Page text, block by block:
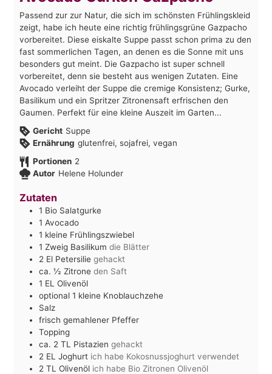
Passend zur zur Natur, die sich im schönsten Frühlingskleid
zeigt, habe ich heute eine richtig frühlingsgrüne Gazpacho
vorbereitet. Diese eiskalte Suppe passt schon prima zu den
fast sommerlichen Tagen, an denen es die Sonne mit uns
besonders gut meint. Die Gazpacho ist super schnell
vorbereitet, denn sie besteht aus wenigen Zutaten. Eine
Avocado verleiht der Suppe die cremige Konsistenz; Gurke,
Basilikum und ein Spritzer Zitronensaft erfrischen den
Gaumen. Perfekt für eine kleine Auszeit im Garten...
Gericht Suppe
Ernährung glutenfrei, sojafrei, vegan
Portionen 2
Autor Helene Holunder
Zutaten
1 Bio Salatgurke
1 Avocado
1 kleine Frühlingszwiebel
1 Zweig Basilikum die Blätter
2 El Petersilie gehackt
ca. ½Zitrone den Saft
1 EL Olivenöl
optional 1 kleine Knoblauchzehe
Salz
frisch gemahlener Pfeffer
Topping
ca. 2 TL Pistazien gehackt
2 EL Joghurt ich habe Kokosnussjoghurt verwendet
2 TL Olivenöl ich habe Bio Zitronen Olivenöl